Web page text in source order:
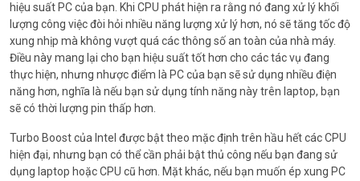
hiệu suất PC của bạn. Khi CPU phát hiện ra rằng nó đang xử lý khối
lượng công việc đòi hỏi nhiều năng lượng xử lý hơn, nó sẽ tăng tốc độ
xung nhịp mà không vượt quá các thông số an toàn của nhà máy.
Điều này mang lại cho bạn hiệu suất tốt hơn cho các tác vụ đang
thực hiện, nhưng nhược điểm là PC của bạn sẽ sử dụng nhiều điện
năng hơn, nghĩa là nếu bạn sử dụng tính năng này trên laptop, bạn
sẽ có thời lượng pin thấp hơn.
Turbo Boost của Intel được bật theo mặc định trên hầu hết các CPU
hiện đại, nhưng bạn có thể cần phải bật thủ công nếu bạn đang sử
dụng laptop hoặc CPU cũ hơn. Mặt khác, nếu bạn muốn ép xung PC